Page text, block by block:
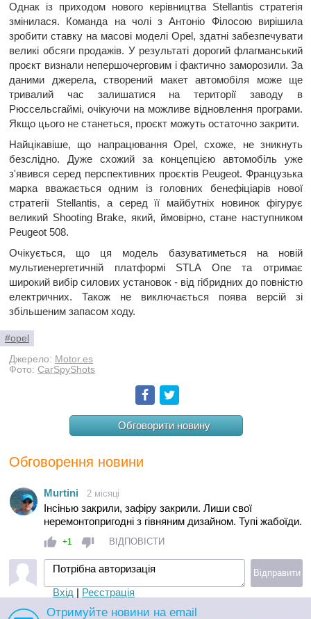
Однак із приходом нового керівництва Stellantis стратегія
змінилася. Команда на чолі з Антоніо Філосою вирішила
зробити ставку на масові моделі Opel, здатні забезпечувати
великі обсяги продажів. У результаті дорогий флагманський
проєкт визнали непершочерговим і фактично заморозили. За
даними джерела, створений макет автомобіля може ще
тривалий час залишатися на території заводу в
Рюссельсгаймі, очікуючи на можливе відновлення програми.
Якщо цього не станеться, проєкт можуть остаточно закрити.
Найцікавіше, що напрацювання Opel, схоже, не зникнуть
безслідно. Дуже схожий за концепцією автомобіль уже
з'явився серед перспективних проєктів Peugeot. Французька
марка вважається одним із головних бенефіціарів нової
стратегії Stellantis, а серед її майбутніх новинок фігурує
великий Shooting Brake, який, ймовірно, стане наступником
Peugeot 508.
Очікується, що ця модель базуватиметься на новій
мультиенергетичній платформі STLA One та отримає
широкий вибір силових установок - від гібридних до повністю
електричних. Також не виключається поява версій зі
збільшеним запасом ходу.
#opel
Джерело: Motor.es
Фото: CarSpyShots
Facebook
Обговорити новину
Обговорення новини
Murtini 2 місяці
Інсінью закрили, зафіру закрили. Лиши свої
неремонтопригодні з гівняним дизайном. Тупі жабоїди.
+1 ВІДПОВІСТИ
Потрібна авторизація
Вхід | Реєстрація
Відправити
Отримуйте новини на email